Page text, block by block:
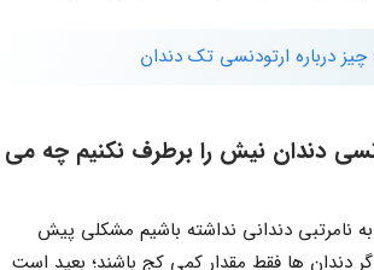
درباره ارتودنسی تک دندان
دندان نیش را برطرف نکنیم چه می
به نامرتبی دندانی نداشته باشیم مشکلی پیش
دندان ها فقط مقدار کمی کج باشند؛ بعید است